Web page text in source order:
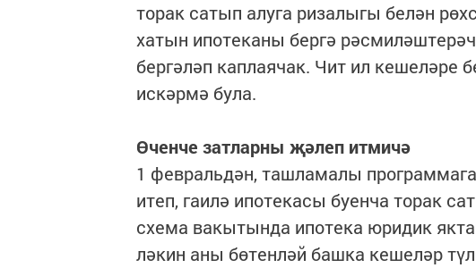
торак сатып алуга ризалыгы белән
хатын ипотеканы бергә
бергәләп каплаячак. Чит ил кешеләре
искәрмә була.
Өченче затларны җәлеп итмичә
1 февральдән, ташламалы
итеп, гаилә ипотекасы буенча торак
схема вакытында ипотека юридик
ләкин аны бөтенләй башка кешеләр